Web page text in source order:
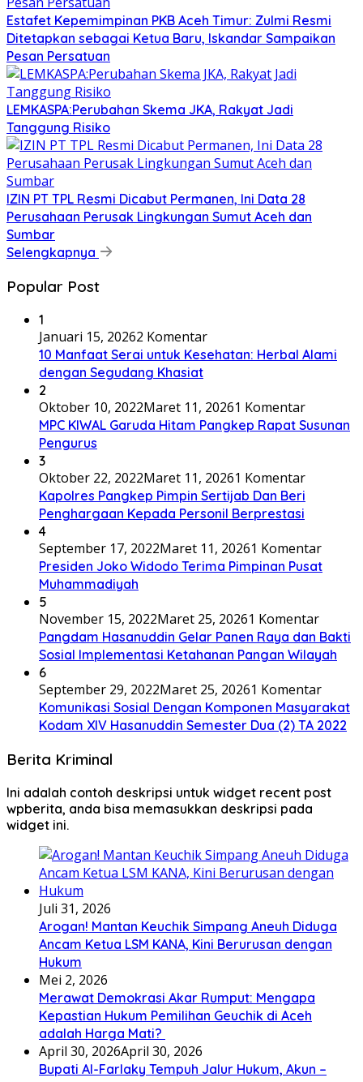
Estafet Kepemimpinan PKB Aceh Timur: Zulmi Resmi
Ditetapkan sebagai Ketua Baru, Iskandar Sampaikan
Pesan Persatuan
LEMKASPA:Perubahan Skema JKA, Rakyat Jadi
Tanggung Risiko
IZIN PT TPL Resmi Dicabut Permanen, Ini Data 28
Perusahaan Perusak Lingkungan Sumut Aceh dan
Sumbar
Selengkapnya
Popular Post
1
Januari 15, 20262 Komentar
10 Manfaat Serai untuk Kesehatan: Herbal Alami
dengan Segudang Khasiat
2
Oktober 10, 2022Maret 11, 20261 Komentar
MPC KIWAL Garuda Hitam Pangkep Rapat Susunan
Pengurus
3
Oktober 22, 2022Maret 11, 20261 Komentar
Kapolres Pangkep Pimpin Sertijab Dan Beri
Penghargaan Kepada Personil Berprestasi
4
September 17, 2022Maret 11, 20261 Komentar
Presiden Joko Widodo Terima Pimpinan Pusat
Muhammadiyah
5
November 15, 2022Maret 25, 20261 Komentar
Pangdam Hasanuddin Gelar Panen Raya dan Bakti
Sosial Implementasi Ketahanan Pangan Wilayah
6
September 29, 2022Maret 25, 20261 Komentar
Komunikasi Sosial Dengan Komponen Masyarakat
Kodam XIV Hasanuddin Semester Dua (2) TA 2022
Berita Kriminal
Ini adalah contoh deskripsi untuk widget recent post
wpberita, anda bisa memasukkan deskripsi pada
widget ini.
Juli 31, 2026
Arogan! Mantan Keuchik Simpang Aneuh Diduga
Ancam Ketua LSM KANA, Kini Berurusan dengan
Hukum
Mei 2, 2026
Merawat Demokrasi Akar Rumput: Mengapa
Kepastian Hukum Pemilihan Geuchik di Aceh
adalah Harga Mati? ‎
April 30, 2026April 30, 2026
Bupati Al-Farlaky Tempuh Jalur Hukum, Akun –